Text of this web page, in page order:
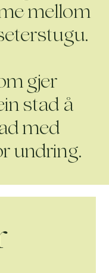
mellom
gjer
stad å
med
undring.